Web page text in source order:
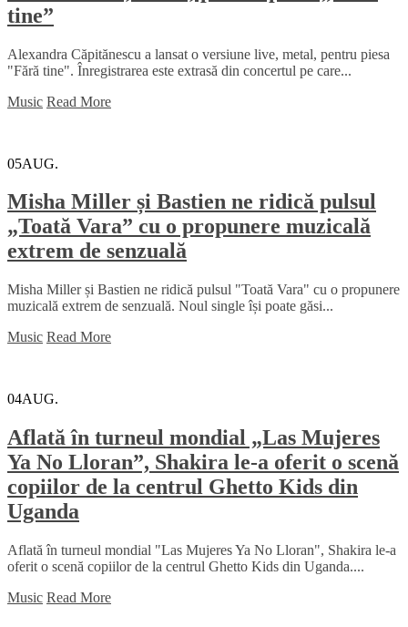
tine”
Alexandra Căpitănescu a lansat o versiune live, metal, pentru piesa
"Fără tine". Înregistrarea este extrasă din concertul pe care...
Music Read More
05AUG.
Misha Miller și Bastien ne ridică pulsul
„Toată Vara” cu o propunere muzicală
extrem de senzuală
Misha Miller și Bastien ne ridică pulsul "Toată Vara" cu o propunere
muzicală extrem de senzuală. Noul single își poate găsi...
Music Read More
04AUG.
Aflată în turneul mondial „Las Mujeres
Ya No Lloran”, Shakira le-a oferit o scenă
copiilor de la centrul Ghetto Kids din
Uganda
Aflată în turneul mondial "Las Mujeres Ya No Lloran", Shakira le-a
oferit o scenă copiilor de la centrul Ghetto Kids din Uganda....
Music Read More